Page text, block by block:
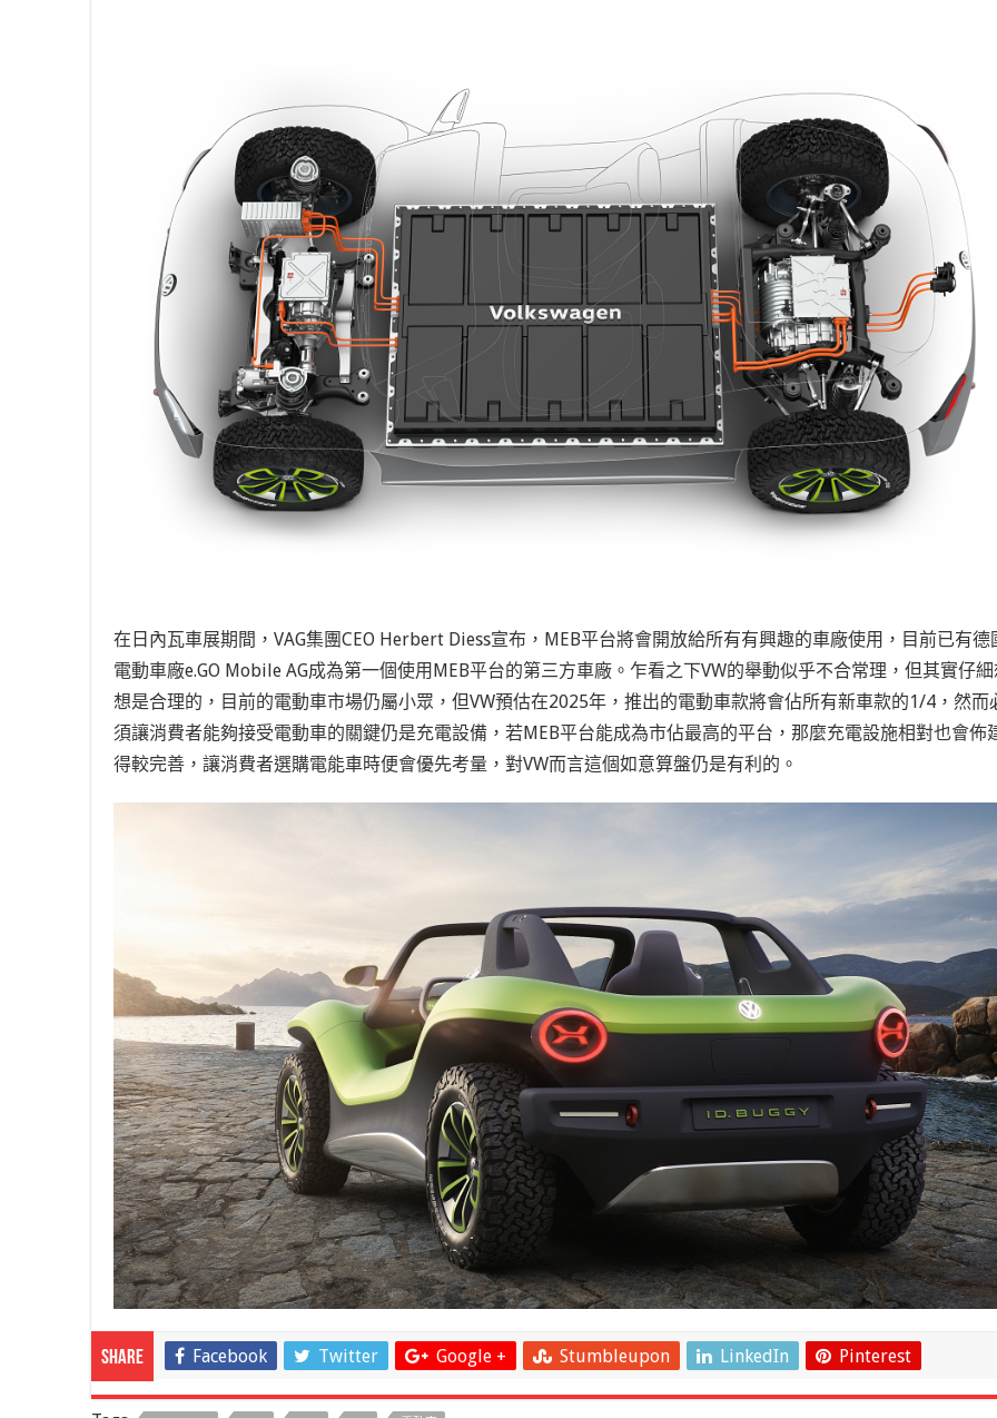
在日內瓦車展期間，VAG集團CEO Herbert Diess宣布，MEB平台將會開放給所有有興趣的車廠使用，目前已有德
電動車廠e.GO Mobile AG成為第一個使用MEB平台的第三方車廠。乍看之下VW的舉動似乎不合常理，但其實仔
想是合理的，目前的電動車市場仍屬小眾，但VW預估在2025年，推出的電動車款將會佔所有新車款的1/4，然而
須讓消費者能夠接受電動車的關鍵仍是充電設備，若MEB平台能成為市佔最高的平台，那麼充電設施相對也會佈
得較完善，讓消費者選購電能車時便會優先考量，對VW而言這個如意算盤仍是有利的。
Share Facebook Twitter Google + Stumbleupon LinkedIn Pinterest